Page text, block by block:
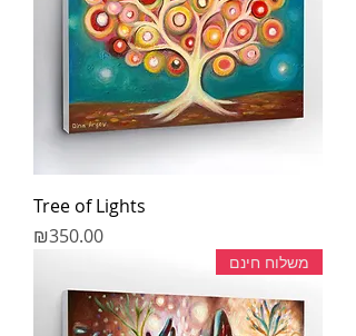
Tree of Lights
מחיר
₪350.00
משלוח חינם